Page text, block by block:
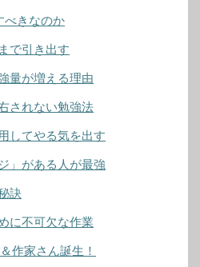
べきなのか
で引き出す
量が増える理由
されない勉強法
してやる気を出す
」がある人が最強
訣
に不可欠な作業
作家さん誕生！